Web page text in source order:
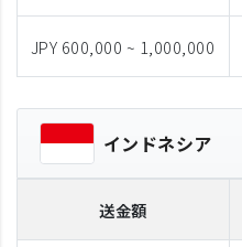
JPY 600,000 ~ 1,000,000
インドネシア
送金額